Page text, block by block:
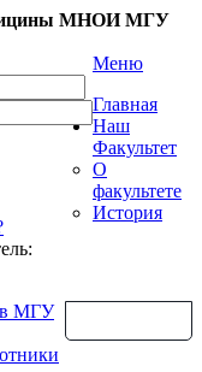
МНОИ МГУ
Меню
Главная
Наш
Факультет
О
факультете
История
в МГУ